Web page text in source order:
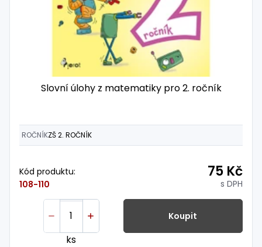
Slovní úlohy z matematiky pro 2. ročník
ROČNÍKZŠ 2. ROČNÍK
Kód produktu:
108-110
75 Kč
s DPH
ks
Koupit